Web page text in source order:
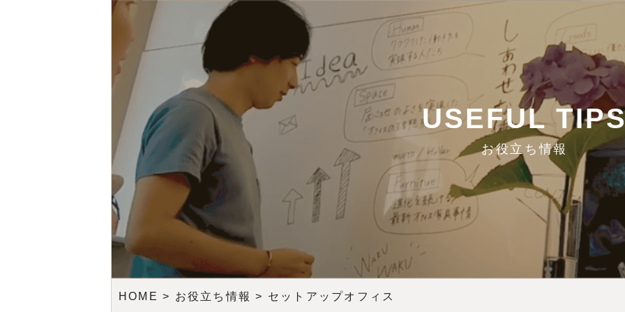
USEFUL
お役立ち情報
HOME > お役立ち情報 > セットアップオフィス